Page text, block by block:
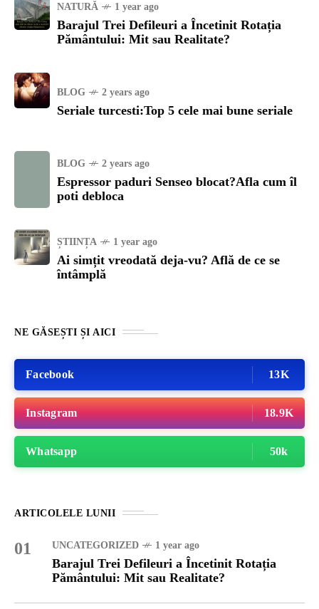
NATURĂ 1 year ago
Barajul Trei Defileuri a Încetinit Rotația
Pământului: Mit sau Realitate?
BLOG 2 years ago
Seriale turcesti:Top 5 cele mai bune seriale
BLOG 2 years ago
Espressor paduri Senseo blocat?Afla cum îl
poti debloca
ȘTIINȚA 1 year ago
Ai simțit vreodată deja-vu? Află de ce se
întâmplă
NE GĂSEȘTI ȘI AICI
Facebook 13K
Instagram 18.9K
Whatsapp 50k
ARTICOLELE LUNII
01 UNCATEGORIZED 1 year ago
Barajul Trei Defileuri a Încetinit Rotația
Pământului: Mit sau Realitate?